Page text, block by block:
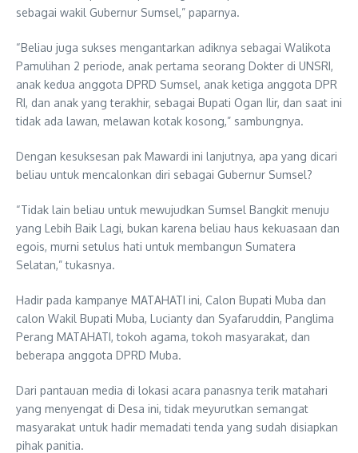
sebagai wakil Gubernur Sumsel,” paparnya.
“Beliau juga sukses mengantarkan adiknya sebagai Walikota
Pamulihan 2 periode, anak pertama seorang Dokter di UNSRI,
anak kedua anggota DPRD Sumsel, anak ketiga anggota DPR
RI, dan anak yang terakhir, sebagai Bupati Ogan Ilir, dan saat ini
tidak ada lawan, melawan kotak kosong,” sambungnya.
Dengan kesuksesan pak Mawardi ini lanjutnya, apa yang dicari
beliau untuk mencalonkan diri sebagai Gubernur Sumsel?
“Tidak lain beliau untuk mewujudkan Sumsel Bangkit menuju
yang Lebih Baik Lagi, bukan karena beliau haus kekuasaan dan
egois, murni setulus hati untuk membangun Sumatera
Selatan,” tukasnya.
Hadir pada kampanye MATAHATI ini, Calon Bupati Muba dan
calon Wakil Bupati Muba, Lucianty dan Syafaruddin, Panglima
Perang MATAHATI, tokoh agama, tokoh masyarakat, dan
beberapa anggota DPRD Muba.
Dari pantauan media di lokasi acara panasnya terik matahari
yang menyengat di Desa ini, tidak meyurutkan semangat
masyarakat untuk hadir memadati tenda yang sudah disiapkan
pihak panitia.